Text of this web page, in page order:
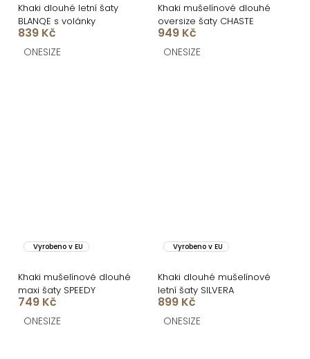
Khaki dlouhé letní šaty
BLANQE s volánky
839 Kč
ONESIZE
Khaki mušelínové dlouhé
oversize šaty CHASTE
949 Kč
ONESIZE
Vyrobeno v EU
Khaki mušelínové dlouhé
maxi šaty SPEEDY
749 Kč
ONESIZE
Vyrobeno v EU
Khaki dlouhé mušelínové
letní šaty SILVERA
899 Kč
ONESIZE